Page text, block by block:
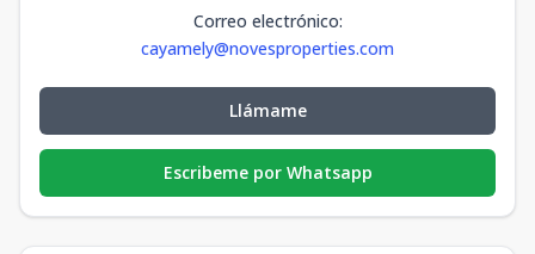
Correo electrónico:
cayamely@novesproperties.com
Llámame
Escribeme por Whatsapp